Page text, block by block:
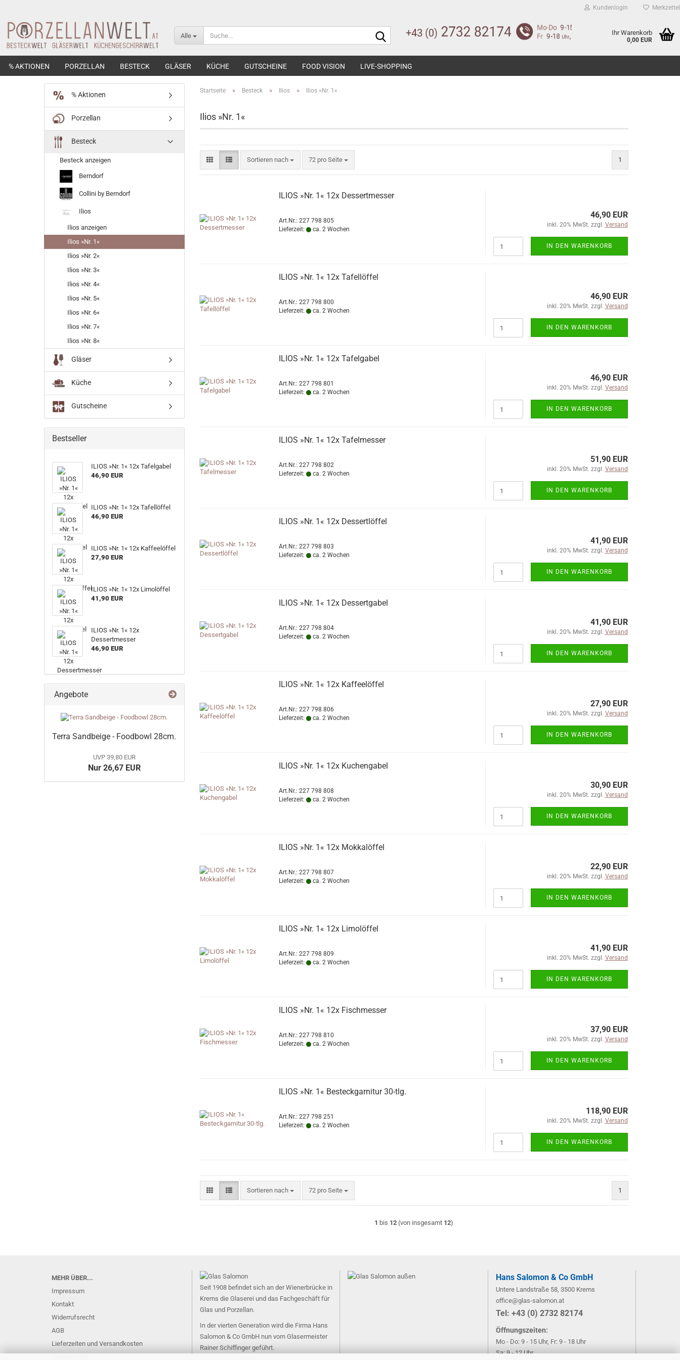
Kundenlogin Merkzettel
Alle
Suche... Ihr Warenkorb
0,00 EUR
% AKTIONEN PORZELLAN BESTECK GLÄSER KÜCHE GUTSCHEINE FOOD VISION LIVE-SHOPPING
Startseite » Besteck » Ilios » Ilios »Nr. 1«
Ilios »Nr. 1«
Sortieren nach
Sortieren nach 72 pro Seite
pro Seite 1
ILIOS »Nr. 1« 12x Dessertmesser
Art.Nr.: 227 798 805
Lieferzeit:
ca. 2 Wochen
46,90 EUR
inkl. 20% MwSt. zzgl. Versand
IN DEN WARENKORB
ILIOS »Nr. 1« 12x Tafellöffel
Art.Nr.: 227 798 800
Lieferzeit:
ca. 2 Wochen
46,90 EUR
inkl. 20% MwSt. zzgl. Versand
IN DEN WARENKORB
ILIOS »Nr. 1« 12x Tafelgabel
Art.Nr.: 227 798 801
Lieferzeit:
ca. 2 Wochen
46,90 EUR
inkl. 20% MwSt. zzgl. Versand
IN DEN WARENKORB
ILIOS »Nr. 1« 12x Tafelmesser
Art.Nr.: 227 798 802
Lieferzeit:
ca. 2 Wochen
51,90 EUR
inkl. 20% MwSt. zzgl. Versand
IN DEN WARENKORB
ILIOS »Nr. 1« 12x Dessertlöffel
Art.Nr.: 227 798 803
Lieferzeit:
ca. 2 Wochen
41,90 EUR
inkl. 20% MwSt. zzgl. Versand
IN DEN WARENKORB
ILIOS »Nr. 1« 12x Dessertgabel
Art.Nr.: 227 798 804
Lieferzeit:
ca. 2 Wochen
41,90 EUR
inkl. 20% MwSt. zzgl. Versand
IN DEN WARENKORB
ILIOS »Nr. 1« 12x Kaffeelöffel
Art.Nr.: 227 798 806
Lieferzeit:
ca. 2 Wochen
27,90 EUR
inkl. 20% MwSt. zzgl. Versand
IN DEN WARENKORB
ILIOS »Nr. 1« 12x Kuchengabel
Art.Nr.: 227 798 808
Lieferzeit:
ca. 2 Wochen
30,90 EUR
inkl. 20% MwSt. zzgl. Versand
IN DEN WARENKORB
ILIOS »Nr. 1« 12x Mokkalöffel
Art.Nr.: 227 798 807
Lieferzeit:
ca. 2 Wochen
22,90 EUR
inkl. 20% MwSt. zzgl. Versand
IN DEN WARENKORB
ILIOS »Nr. 1« 12x Limolöffel
Art.Nr.: 227 798 809
Lieferzeit:
ca. 2 Wochen
41,90 EUR
inkl. 20% MwSt. zzgl. Versand
IN DEN WARENKORB
ILIOS »Nr. 1« 12x Fischmesser
Art.Nr.: 227 798 810
Lieferzeit:
ca. 2 Wochen
37,90 EUR
inkl. 20% MwSt. zzgl. Versand
IN DEN WARENKORB
ILIOS »Nr. 1« Besteckgarnitur 30-tlg.
Art.Nr.: 227 798 251
Lieferzeit:
ca. 2 Wochen
118,90 EUR
inkl. 20% MwSt. zzgl. Versand
IN DEN WARENKORB
Sortieren nach
Sortieren nach 72 pro Seite
pro Seite 1
1 bis 12 (von insgesamt 12)
% Aktionen
Porzellan
Besteck
Besteck anzeigen
Berndorf
Collini by Berndorf
Ilios
Ilios anzeigen
Ilios »Nr. 1«
Ilios »Nr. 2«
Ilios »Nr. 3«
Ilios »Nr. 4«
Ilios »Nr. 5«
Ilios »Nr. 6«
Ilios »Nr. 7«
Ilios »Nr. 8«
Gläser
Küche
Gutscheine
Bestseller
ILIOS »Nr. 1« 12x Tafelgabel
46,90 EUR
ILIOS »Nr. 1« 12x Tafellöffel
46,90 EUR
ILIOS »Nr. 1« 12x Kaffeelöffel
27,90 EUR
ILIOS »Nr. 1« 12x Limolöffel
41,90 EUR
ILIOS »Nr. 1« 12x
Dessertmesser
46,90 EUR
Angebote
Terra Sandbeige - Foodbowl 28cm.
UVP 39,80 EUR
Nur 26,67 EUR
MEHR ÜBER...
Impressum
Kontakt
Widerrufsrecht
AGB
Lieferzeiten und Versandkosten
Seit 1908 befindet sich an der Wienerbrücke in
Krems die Glaserei und das Fachgeschäft für
Glas und Porzellan.
In der vierten Generation wird die Firma Hans
Salomon & Co GmbH nun vom Glasermeister
Rainer Schiffinger geführt.
Hans Salomon & Co GmbH
Untere Landstraße 58, 3500 Krems
office@glas-salomon.at
​Tel: +43 (0) 2732 82174
Öffnungszeiten:
Mo - Do: 9 - 15 Uhr, Fr: 9 - 18 Uhr
Sa: 9 - 12 Uhr